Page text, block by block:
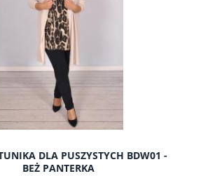
DLA PUSZYSTYCH BDW01 -
BEŻ PANTERKA